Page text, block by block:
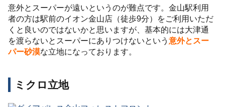
意外とスーパーが遠いというのが難点です。金山駅利用
者の方は駅前のイオン金山店（徒歩9分）をご利用いただ
くと良いのではないかと思いますが、基本的には大津通
を渡らないとスーパーにありつけないという意外とスー
パー砂漠な立地になっております。
ミクロ立地